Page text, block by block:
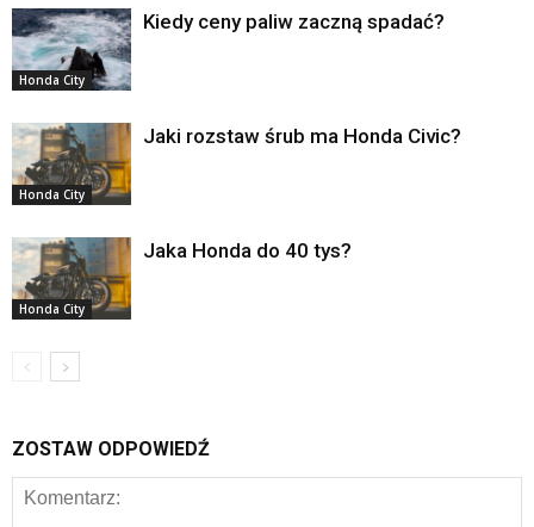
Honda City
Kiedy ceny paliw zaczną spadać?
Honda City
Jaki rozstaw śrub ma Honda Civic?
Honda City
Jaka Honda do 40 tys?
ZOSTAW ODPOWIEDŹ